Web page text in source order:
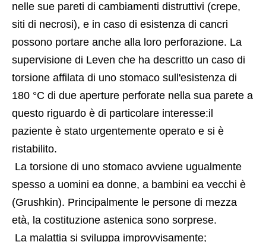
nelle sue pareti di cambiamenti distruttivi (crepe,
siti di necrosi), e in caso di esistenza di cancri
possono portare anche alla loro perforazione. La
supervisione di Leven che ha descritto un caso di
torsione affilata di uno stomaco sull'esistenza di
180 °C di due aperture perforate nella sua parete a
questo riguardo è di particolare interesse:il
paziente è stato urgentemente operato e si è
ristabilito.
spesso a uomini ea donne, a bambini ea vecchi è
(Grushkin). Principalmente le persone di mezza
età, la costituzione astenica sono sorprese.